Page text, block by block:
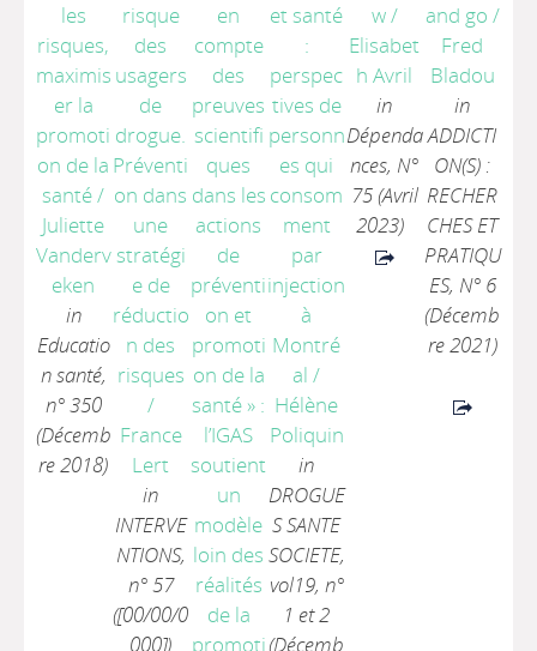
les
risques,
maximis
er la
promoti
on de la
santé/
Juliette
Vanderv
eken
in
Educatio
n santé,
n° 350
(Décemb
re 2018)
risque
des
usagers
de
drogue.
Préventi
on dans
une
stratégi
e de
réductio
n des
risques
/
France
Lert
in
INTERVE
NTIONS,
n° 57
([00/00/0
000])
en
compte
des
preuves
scientifi
ques
dans les
actions
de
préventi
on et
promoti
on de la
santé » :
l’IGAS
soutient
un
modèle
loin des
réalités
de la
promoti
et santé
:
perspec
tives de
personn
es qui
consom
ment
par
injection
à
Montré
al /
Hélène
Poliquin
in
DROGUE
S SANTE
SOCIETE,
vol19, n°
1 et 2
(Décemb
w/
Elisabet
h Avril
in
Dépenda
nces, N°
75 (Avril
2023)
and go /
Fred
Bladou
in
ADDICTI
ON(S) :
RECHER
CHES ET
PRATIQU
ES, N° 6
(Décemb
re 2021)